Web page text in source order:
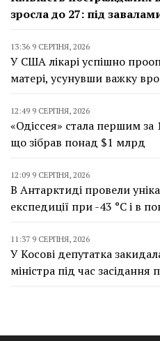
зросла до 27: під
13:36 9 СЕРПНЯ, 2026
У США лікарі успішно
матері, усунувши важку
12:49 9 СЕРПНЯ, 2026
«Одіссея» стала першим
що зібрав понад $1 млрд
12:09 9 СЕРПНЯ, 2026
В Антарктиді провели
експедиції при -43 °C і в
11:37 9 СЕРПНЯ, 2026
У Косові депутатка
міністра під час засідання